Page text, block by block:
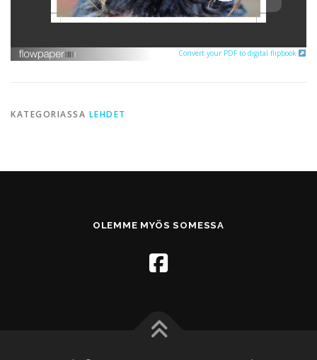
Convert your PDF to digital flipbook
KATEGORIASSA LEHDET
OLEMME MYÖS SOMESSA